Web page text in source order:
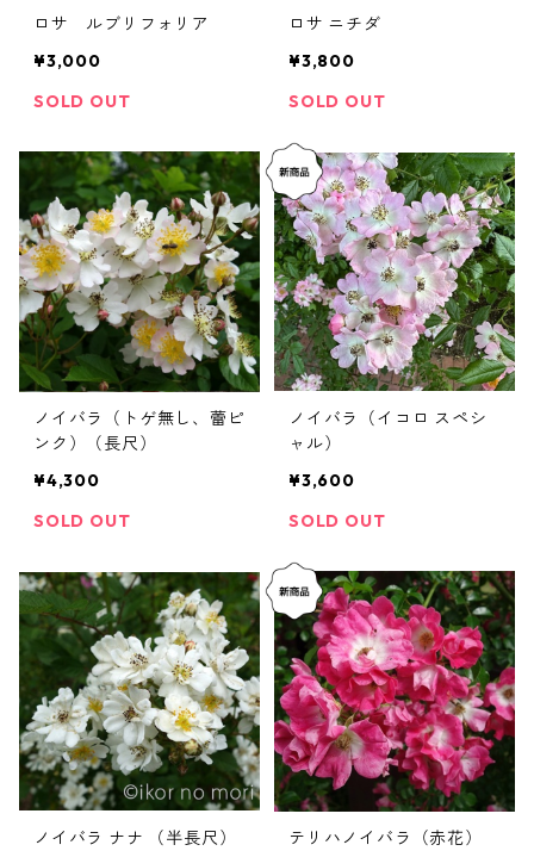
ロサ ルブリフォリア
¥3,000
SOLD OUT
ロサ ニチダ
¥3,800
SOLD OUT
ノイバラ（トゲ無し、蕾ピ
ンク）（長尺）
¥4,300
SOLD OUT
ノイバラ（イコロ スペシ
ャル）
¥3,600
SOLD OUT
ノイバラ ナナ （半長尺）
テリハノイバラ（赤花）